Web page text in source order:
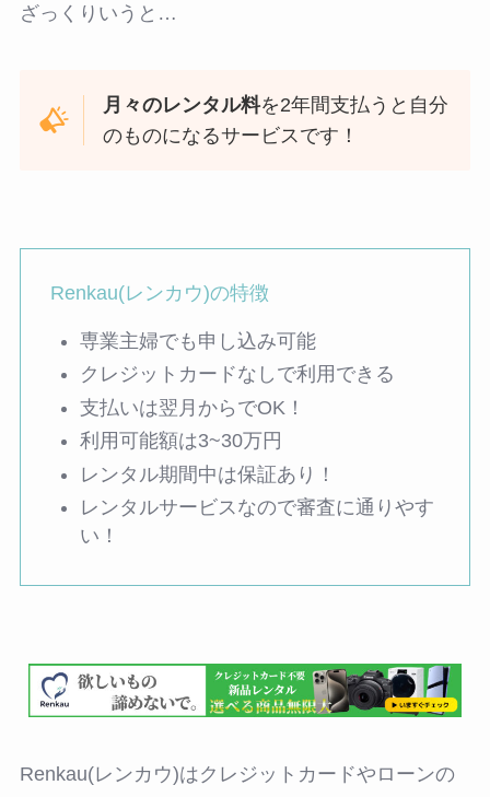
ざっくりいうと…
月々のレンタル料を2年間支払うと自分
のものになるサービスです！
Renkau(レンカウ)の特徴
専業主婦でも申し込み可能
クレジットカードなしで利用できる
支払いは翌月からでOK！
利用可能額は3~30万円
レンタル期間中は保証あり！
レンタルサービスなので審査に通りやす
い！
Renkau(レンカウ)はクレジットカードやローンの